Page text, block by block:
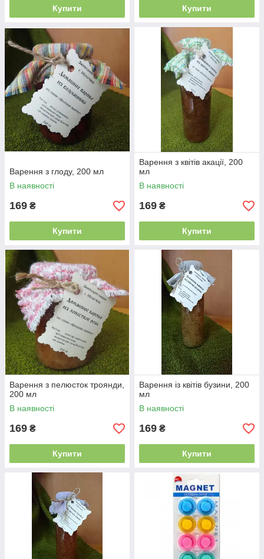
Купити Купити
Варення з глоду, 200 мл
В наявності
169 ₴
Купити
Варення з квітів акації, 200
мл
В наявності
169 ₴
Купити
Варення з пелюсток троянди,
200 мл
В наявності
169 ₴
Купити
Варення із квітів бузини, 200
мл
В наявності
169 ₴
Купити